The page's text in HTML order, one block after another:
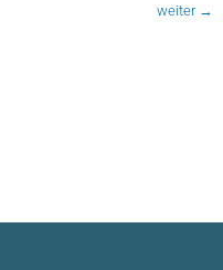
weiter →